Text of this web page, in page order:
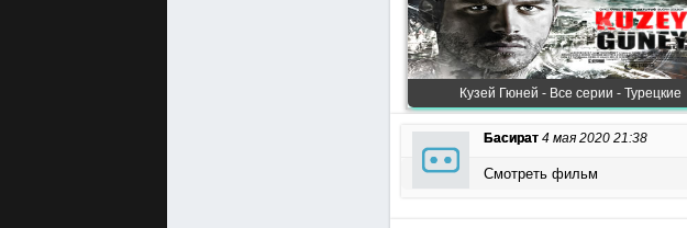
Кузей Гюней - Все серии - Турецкие
Басират 4 мая 2020 21:38
Смотреть фильм